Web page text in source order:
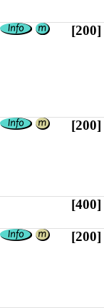
[200]
[200]
[400]
[200]